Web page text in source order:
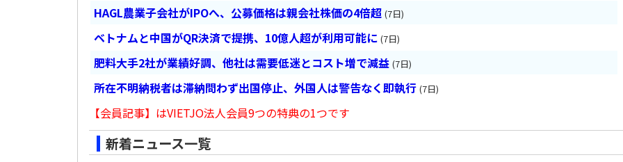
HAGL農業子会社がIPOへ、公募価格は親会社株価の4倍超 (7日)
ベトナムと中国がQR決済で提携、10億人超が利用可能に (7日)
肥料大手2社が業績好調、他社は需要低迷とコスト増で減益 (7日)
所在不明納税者は滞納問わず出国停止、外国人は警告なく即執行 (7日)
【会員記事】はVIETJO法人会員9つの特典の1つです
新着ニュース一覧